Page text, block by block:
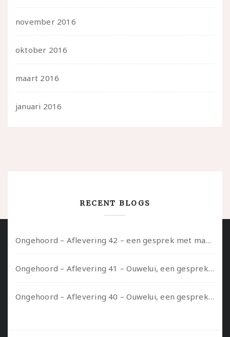
november 2016
oktober 2016
maart 2016
januari 2016
RECENT BLOGS
Ongehoord – Aflevering 42 – een gesprek met marijn over seksueel opbloeien, het ouderschap uitvinden en verschillende leeftijden in je mee dragen
Ongehoord – Aflevering 41 – Ouwelui, een gesprek met Marcelle over polyamorie op latere leeftijd, (mantel)zorg voor je partners en seksueel plezier.
Ongehoord – Aflevering 40 – Ouwelui, een gesprek met Sadie Lune over vormende relaties en de geschiedenis van de queer pornobeweging